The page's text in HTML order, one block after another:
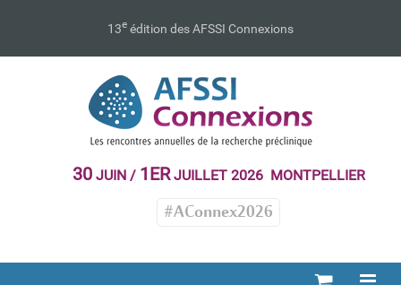
13e édition des AFSSI Connexions
30JUIN / 1ERJUILLET 2026 MONTPELLIER
#AConnex2026